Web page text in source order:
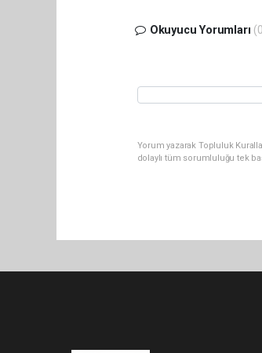
Okuyucu Yorumları
Yorum yazarak Topluluk
dolaylı tüm sorumluluğu tek